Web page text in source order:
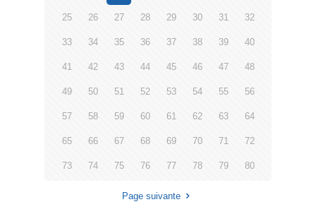
25 26 27 28 29 30 31 32
33 34 35 36 37 38 39 40
41 42 43 44 45 46 47 48
49 50 51 52 53 54 55 56
57 58 59 60 61 62 63 64
65 66 67 68 69 70 71 72
73 74 75 76 77 78 79 80
Page suivante